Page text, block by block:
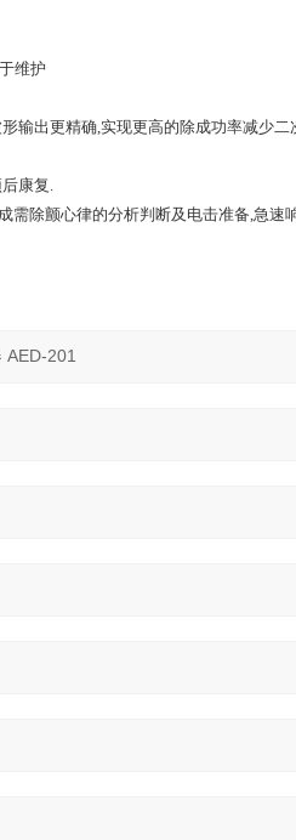
维护
输出更精确,实现更高的除成功率减少
康复.
除颤心律的分析判断及电击准备,急速